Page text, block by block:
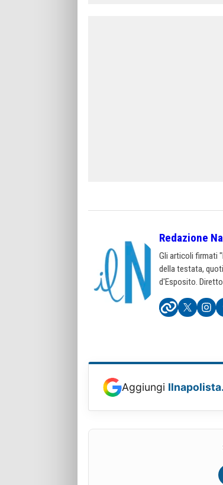
Redazione
Gli articoli firmati
della testata,
d'Esposito.
Aggiungi